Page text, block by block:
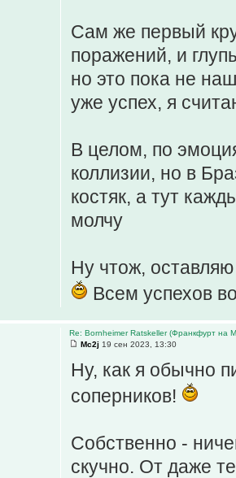
Сам же первый
поражений, и
но это пока не
уже успех, я
В целом, по
коллизии, но в
костяк, а тут
молчу
Ну чтож,
Всем успехов
Re: Bornheimer Ratskeller (Франкфурт на
Mc2j 19 сен 2023, 13:30
Ну, как я обычно
соперников!
Собственно -
скучно. От даже